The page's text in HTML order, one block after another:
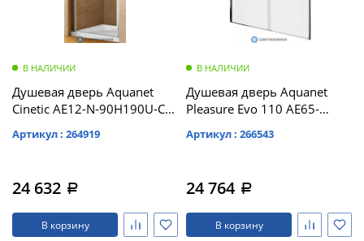
В НАЛИЧИИ
Душевая дверь Aquanet
Cinetic AE12-N-90H190U-CT
(243620)
Артикул : 264919
24 632 a
В корзину
В НАЛИЧИИ
Душевая дверь Aquanet
Pleasure Evo 110 AE65-
прозрачное стекло
Артикул : 266543
24 764 a
В корзину